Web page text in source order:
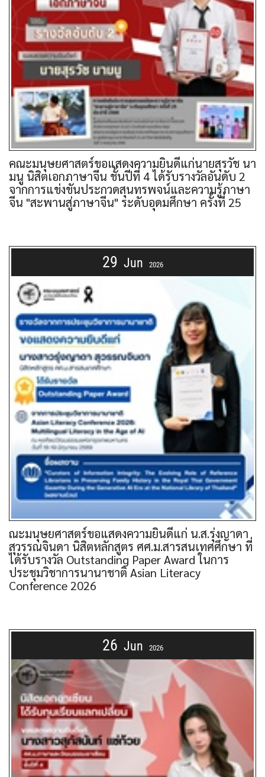
คณะมนุษยศาสตร์ขอแสดงความยินดีแก่นายสุรวัช นา
มนู นิสิตเอกภาษาจีน ชั้นปีที่ 4 ได้รับรางวัลอันดับ 2
จากการแข่งขันประกวดสุนทรพจน์และความรู้ภาษา
จีน "สะพานสู่ภาษาจีน" ระดับอุดมศึกษา ครั้งที่ 25
29 Jun 2026
ณะมนุษยศาสตร์ขอแสดงความยินดีแก่ น.ส.รุ่งญาดา
สุวรรณจินดา นิสิตหลักสูตร ศศ.ม.สารสนเทศศึกษา ที่
ได้รับรางวัล Outstanding Paper Award ในการ
ประชุมวิชาการนานาชาติ Asian Literacy
Conference 2026
26 Jun 2026